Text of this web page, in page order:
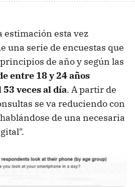
estimación esta vez
una serie de encuestas que
de año y según las
entre 18 y 24 años
veces al día. A partir de
se va reduciendo con
de una necesaria